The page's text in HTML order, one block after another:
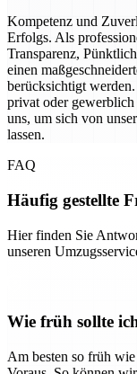
Kompetenz und
Erfolgs. Als
Transparenz,
einen
berücksichtigt
privat oder
uns, um sich von
lassen.
FAQ
Häufig gestellte
Hier finden Sie
unseren
Wie früh sollte
Am besten so früh